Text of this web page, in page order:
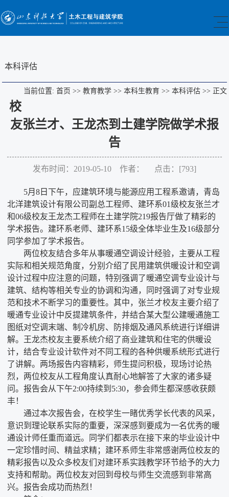
本科评估
当前位置: 首页 >> 教育教学>> 本科生教育>> 本科评估>> 正文
校
友张兰才、王龙杰到土建学院做学术报
告
发布时间：2019-05-10 作者： 点击：[793]
5月8 日下午，应建筑环境与能源应用工程系邀请，青岛
北洋建筑设计有限公司副总工程师、建环系01级校友张兰才
和06级校友王龙杰工程师在土建学院219报告厅做了精彩的
学术报告。建环系老师、建环系15级全体毕业生及16级部分
同学参加了学术报告。
两位校友结合多年从事暖通空调设计经验，主要从工程
实际和相关规范角度，分别介绍了民用建筑供暖设计和空调
设计过程中应注意的问题，特别强调了暖通空调专业设计与
建筑、结构等相关专业的协调和沟通，同时强调了对专业规
范和技术不断学习的重要性。其中，张兰才校友主要介绍了
暖通专业设计中反提建筑条件，并结合某大型公建暖通施工
图纸对空调末端、制冷机房、防排烟及通风系统进行详细讲
解。王龙杰校友主要系统介绍了商业建筑和住宅的供暖设
计，结合专业设计软件对不同工程的各种供暖系统形式进行
了讲解。两场报告内容精彩，师生提问积极，现场讨论热
烈，两位校友从工程角度认真耐心地解答了大家的诸多疑
问。报告会从下午2:00持续到 5:30，参会师生都深感收获颇
丰！
通过本次报告会，在校学生一睹优秀学长代表的风采，
意识到理论联系实际的重要，深深感到要成为一名优秀的暖
通设计师任重而道远。同学们都表示在接下来的毕业设计中
一定珍惜时间、精益求精；建环系师生非常感谢两位校友的
精彩报告以及众多校友们对建环系实践教学环节给予的大力
支持和帮助。两位校友对回到母校与师生交流感到非常高
兴。报告会成功而热烈！